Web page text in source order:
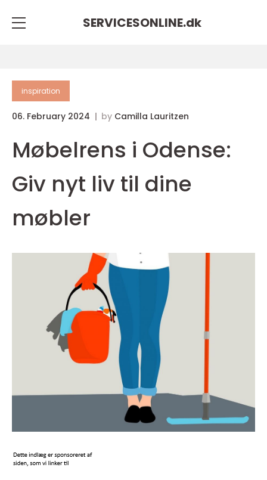
SERVICESONLINE.dk
inspiration
06. February 2024 by Camilla Lauritzen
Møbelrens i Odense:
Giv nyt liv til dine
møbler